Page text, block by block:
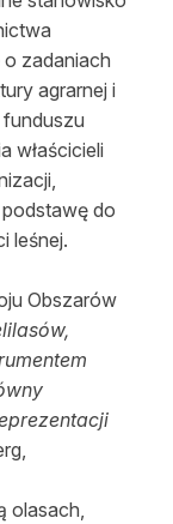
zadaniach
agrarnej i
właścicieli
do
leśnej.
Obszarów
olasach,